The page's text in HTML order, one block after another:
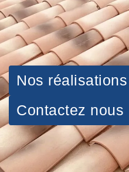
Nos réalisations
Contactez nous